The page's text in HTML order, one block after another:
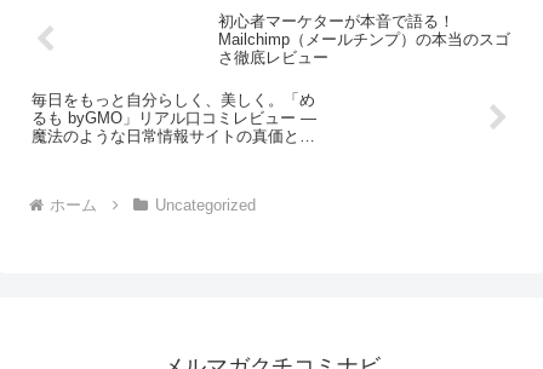
初心者マーケターが本音で語る！
Mailchimp（メールチンプ）の本当のスゴ
さ徹底レビュー
毎日をもっと自分らしく、美しく。「め
るも byGMO」リアル口コミレビュー ―
魔法のような日常情報サイトの真価と
ホーム Uncategorized